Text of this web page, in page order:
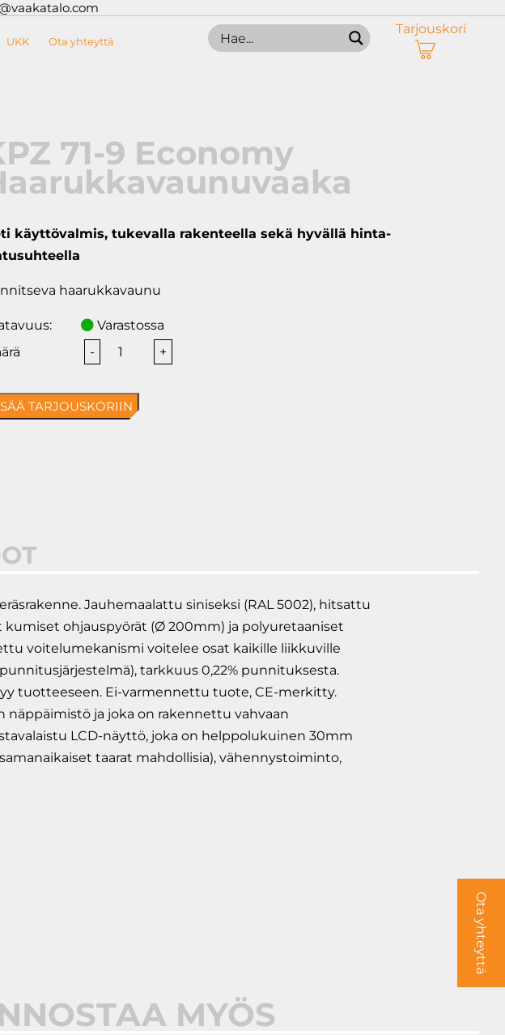
UKK Ota yhteyttä
Tarjouskori
71-9 Economy
käyttövalmis, tukevalla rakenteella sekä hyvällä hinta-
haarukkavaunu
Varastossa
-
KPZ
9
Economy
+
TARJOUSKORIIN
Jauhemaalattu siniseksi (RAL 5002), hitsattu
ohjauspyörät (Ø 200mm) ja polyuretaaniset
voitelumekanismi voitelee osat kaikille liikkuville
tarkkuus 0,22% punnituksesta.
tuotteeseen. Ei-varmennettu tuote, CE-merkitty.
näppäimistö ja joka on rakennettu vahvaan
LCD-näyttö, joka on helppolukuinen 30mm
taarat mahdollisia), vähennystoiminto,
MYÖS
Ota yhteyttä